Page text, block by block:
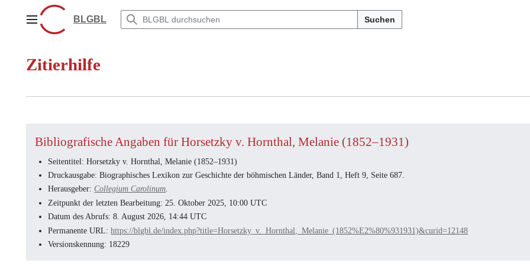
springenHauptmenüBLGBL Suchen
Zitierhilfe
Bibliografische Angaben für Horsetzky v. Hornthal, Melanie (1852–1931)
Seitentitel: Horsetzky v. Hornthal, Melanie (1852–1931)
Druckausgabe: Biographisches Lexikon zur Geschichte der böhmischen Länder, Band 1, Heft 9, Seite 687.
Herausgeber:Collegium Carolinum.
Zeitpunkt der letzten Bearbeitung: 25. Oktober 2025, 10:00 UTC
Datum des Abrufs: 8. August 2026, 14:44 UTC
Permanente URL:https://blgbl.de/index.php?title=Horsetzky_v._Hornthal,_Melanie_(1852%E2%80%931931)&curid=12148
Versionskennung: 18229